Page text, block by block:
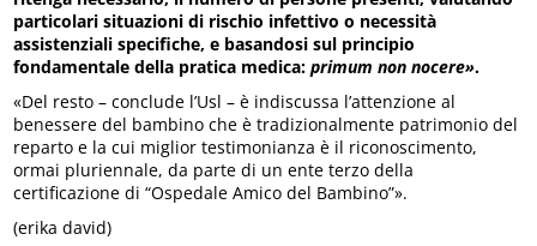
particolari situazioni di rischio infettivo o necessità
assistenziali specifiche, e basandosi sul principio
fondamentale della pratica medica:primum non nocere».
«Del resto – conclude l’Usl – è indiscussa l’attenzione al
benessere del bambino che è tradizionalmente patrimonio del
reparto e la cui miglior testimonianza è il riconoscimento,
ormai pluriennale, da parte di un ente terzo della
certificazione di “Ospedale Amico del Bambino”».
(erika david)